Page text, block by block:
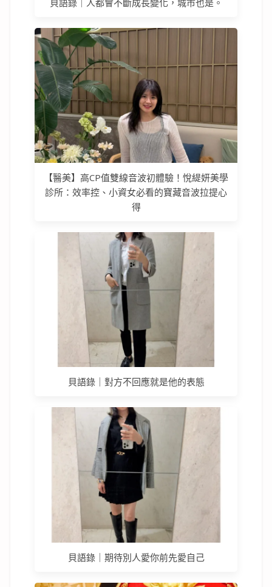
【醫美】高CP值雙線音波初體驗！悅緹妍美學
診所：效率控、小資女必看的寶藏音波拉提心
得
貝語錄｜對方不回應就是他的表態
貝語錄｜期待別人愛你前先愛自己